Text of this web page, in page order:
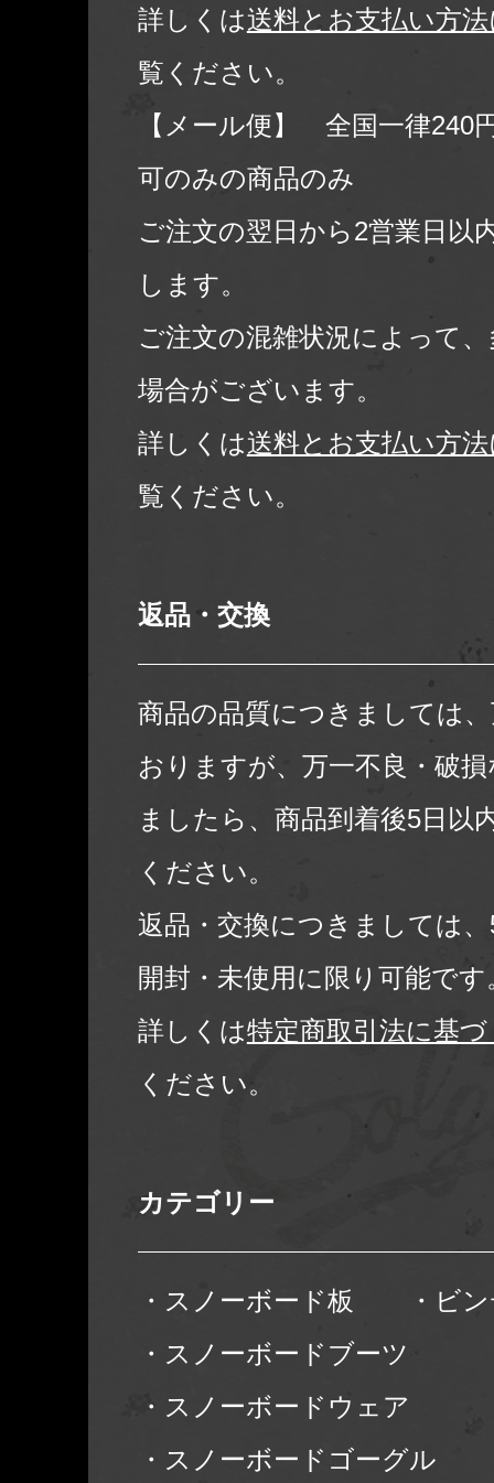
詳しくは送料とお支払い方
覧ください。
【メール便】 全国一律240
可のみの商品のみ
ご注文の翌日から2営業日以
します。
ご注文の混雑状況によって
場合がございます。
詳しくは送料とお支払い方
覧ください。
返品・交換
商品の品質につきましては
おりますが、万一不良・破
ましたら、商品到着後5日以
ください。
返品・交換につきましては
開封・未使用に限り可能です
詳しくは特定商取引法に基
ください。
カテゴリー
・スノーボード板
・ビ
・スノーボードブーツ
・スノーボードウェア
・スノーボードゴーグル